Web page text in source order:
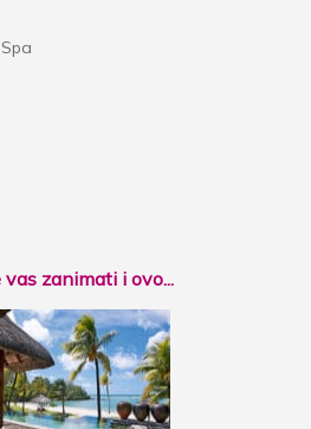
vas zanimati i ovo...